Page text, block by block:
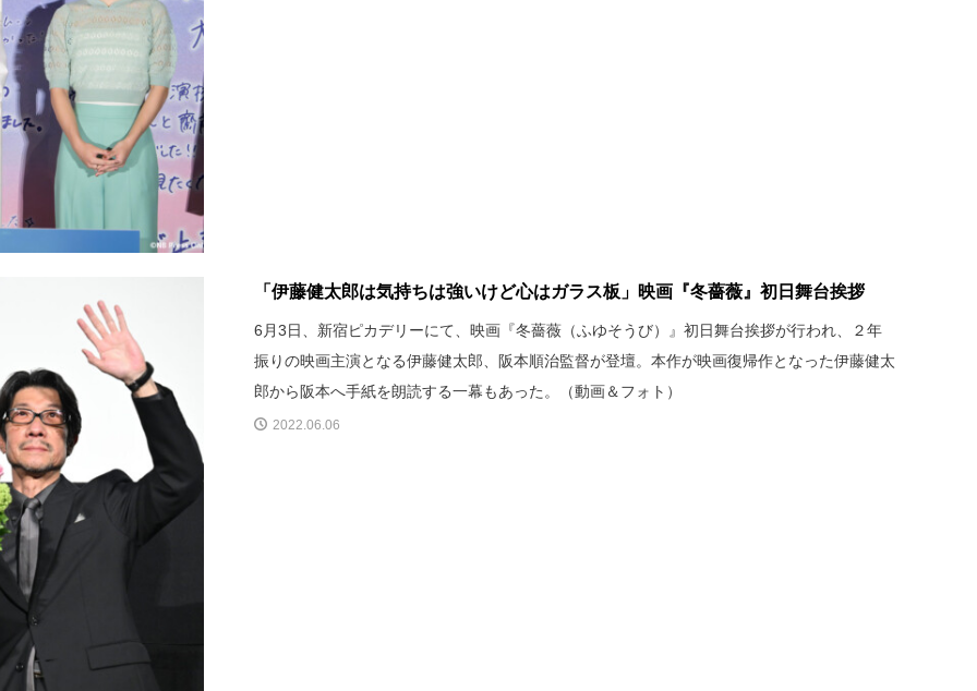
「伊藤健太郎は気持ちは強いけど心はガラス板」映画『冬薔薇』初日舞台挨拶
6月3日、新宿ピカデリーにて、映画『冬薔薇（ふゆそうび）』初日舞台挨拶が行われ、２年
振りの映画主演となる伊藤健太郎、阪本順治監督が登壇。本作が映画復帰作となった伊藤健太
郎から阪本へ手紙を朗読する一幕もあった。（動画＆フォト）
2022.06.06